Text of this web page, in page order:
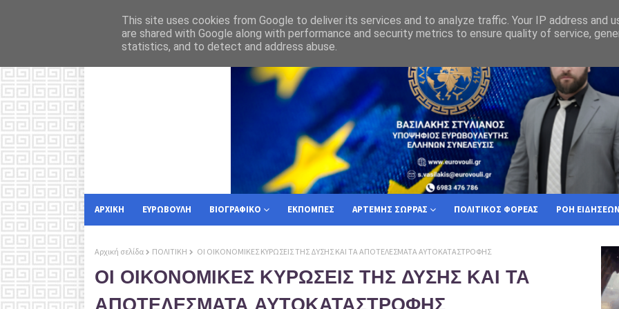
ΕΥΡΩΠΑΙΚΗ ΕΝΩΣΗ Γιατί ο Ελληνας Πολίτης πρέπει να επιλέξει την Ελλήνων Συνέλευσις
ΑΡΧΙΚΗ ΕΥΡΩΒΟΥΛΗ ΒΙΟΓΡΑΦΙΚΟ ΕΚΠΟΜΠΕΣ ΑΡΤΕΜΗΣ ΣΩΡΡΑΣ ΠΟΛΙΤΙΚΟΣ ΦΟΡΕΑΣ ΡΟΗ ΕΙΔΗΣΕΩΝ
Αρχική σελίδα ΠΟΛΙΤΙΚΗ ΟΙ ΟΙΚΟΝΟΜΙΚΕΣ ΚΥΡΩΣΕΙΣ ΤΗΣ ΔΥΣΗΣ ΚΑΙ ΤΑ ΑΠΟΤΕΛΕΣΜΑΤΑ ΑΥΤΟΚΑΤΑΣΤΡΟΦΗΣ
ΟΙ ΟΙΚΟΝΟΜΙΚΕΣ ΚΥΡΩΣΕΙΣ ΤΗΣ ΔΥΣΗΣ ΚΑΙ ΤΑ
This site uses cookies from Google to deliver its services and to analyze traffic. Your IP address and
are shared with Google along with performance and security metrics to ensure quality of service,
statistics, and to detect and address abuse.